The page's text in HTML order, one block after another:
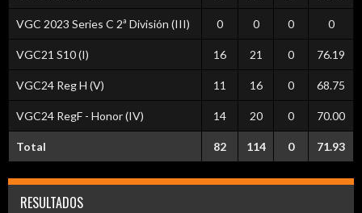
VGC 2023 Series C 2ª División (III) 0 0 0 0
VGC21 S10 (I) 16 21 0 76.19
VGC24 Reg H (V) 11 16 0 68.75
VGC24 RegF - Honor (IV) 14 20 0 70.00
Total 82 114 0 71.93
RESULTADOS